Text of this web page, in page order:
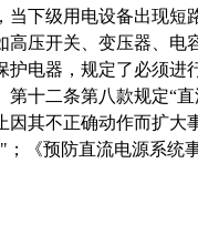
下级用电设备出现
压开关、变压器、
电器，规定了必须
第十二条第八款规定“直
因其不正确动作而扩大
；《预防直流电源系统